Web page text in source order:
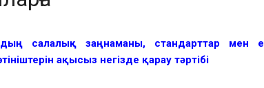
салалық заңнаманы, стандарттар мен
ақысыз негізде қарау тәртібі